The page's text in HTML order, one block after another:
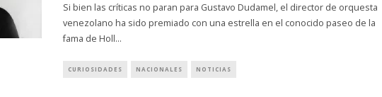
Si bien las críticas no paran para Gustavo Dudamel, el director de orquesta
venezolano ha sido premiado con una estrella en el conocido paseo de la
fama de Holl...
CURIOSIDADES NACIONALES NOTICIAS